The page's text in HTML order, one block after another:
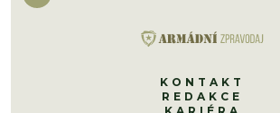
KONTAKT
REDAKCE